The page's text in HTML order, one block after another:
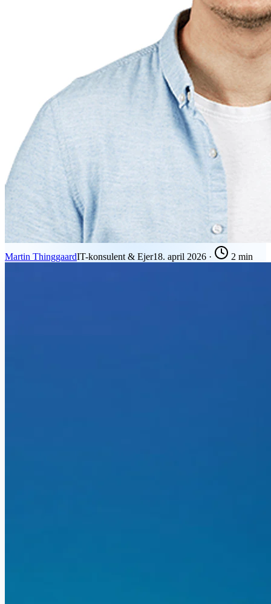
Martin ThinggaardIT-konsulent & Ejer18. april 2026 · 2 min